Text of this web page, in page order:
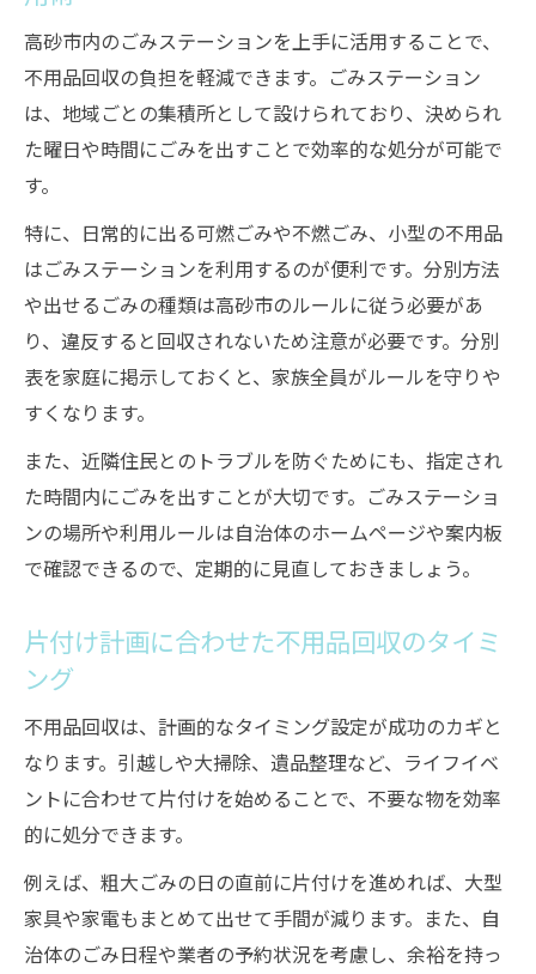
高砂市内のごみステーションを上手に活用することで、
不用品回収の負担を軽減できます。ごみステーション
は、地域ごとの集積所として設けられており、決められ
た曜日や時間にごみを出すことで効率的な処分が可能で
す。
特に、日常的に出る可燃ごみや不燃ごみ、小型の不用品
はごみステーションを利用するのが便利です。分別方法
や出せるごみの種類は高砂市のルールに従う必要があ
り、違反すると回収されないため注意が必要です。分別
表を家庭に掲示しておくと、家族全員がルールを守りや
すくなります。
また、近隣住民とのトラブルを防ぐためにも、指定され
た時間内にごみを出すことが大切です。ごみステーショ
ンの場所や利用ルールは自治体のホームページや案内板
で確認できるので、定期的に見直しておきましょう。
片付け計画に合わせた不用品回収のタイミ
ング
不用品回収は、計画的なタイミング設定が成功のカギと
なります。引越しや大掃除、遺品整理など、ライフイベ
ントに合わせて片付けを始めることで、不要な物を効率
的に処分できます。
例えば、粗大ごみの日の直前に片付けを進めれば、大型
家具や家電もまとめて出せて手間が減ります。また、自
治体のごみ日程や業者の予約状況を考慮し、余裕を持っ